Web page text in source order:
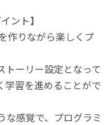
ント】
作りながら楽しくプ
トーリー設定となって
学習を進めることがで
な感覚で、プログラミ